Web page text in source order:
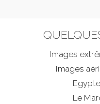
Images
Images
Le